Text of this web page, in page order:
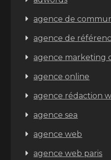
agence de
agence de
agence marketing
agence online
agence rédaction
agence sea
agence web
agence web paris